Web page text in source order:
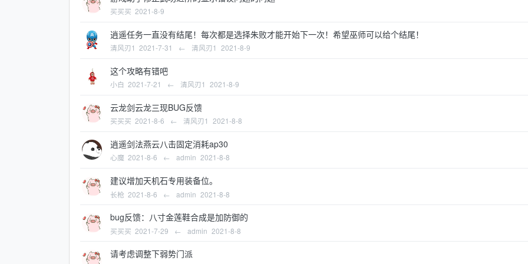
买买买 2021-8-9
逍遥任务一直没有结尾！每次都是选择朱败才能开始下一次！希望巫师可以给个结尾！
清风刃1 2021-7-31 ← 清风刃1 2021-8-9
这个攻略有错吧
小白 2021-7-21 ← 清风刃1 2021-8-9
云龙剑云龙三现BUG反馈
买买买 2021-8-6 ← 清风刃1 2021-8-8
逍遥剑法燕云八击固定消耗ap30
心魔 2021-8-6 ← admin 2021-8-8
建议增加天机石专用装备位。
长枪 2021-8-6 ← admin 2021-8-8
bug反馈：八寸金莲鞋合成是加防御的
买买买 2021-7-29 ← admin 2021-8-8
请考虑调整下弱势门派